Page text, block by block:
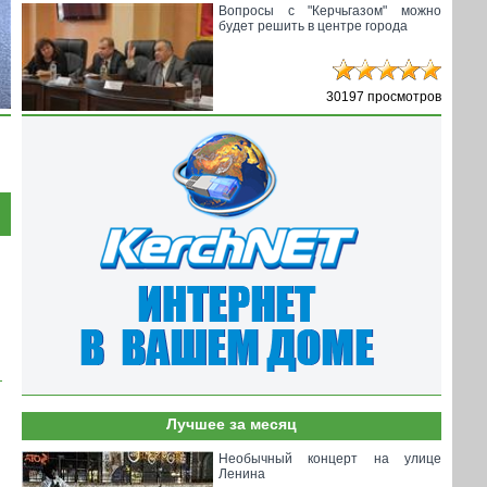
Вопросы с "Керчьгазом" можно
будет решить в центре города
30197 просмотров
Лучшее за месяц
Необычный концерт на улице
Ленина